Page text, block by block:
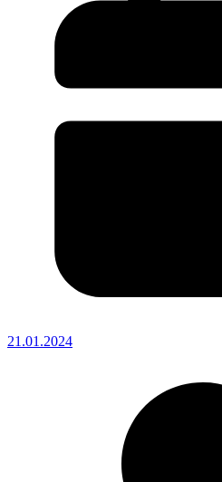
21.01.2024